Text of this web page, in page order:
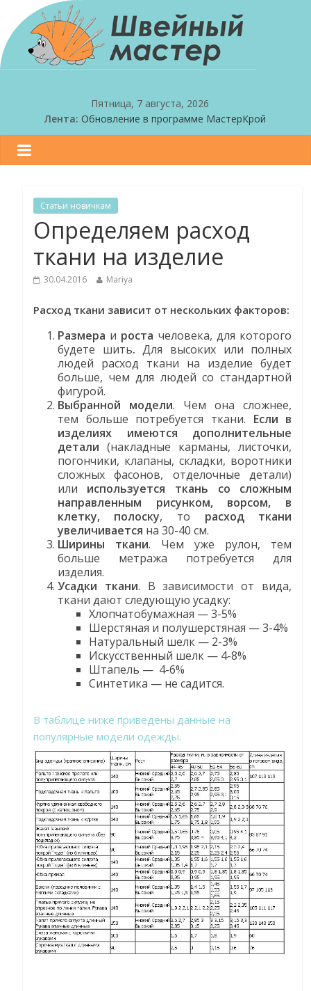
Пятница, 7 августа, 2026
Лента: Обновление в программе МастерКрой
Обновление в программе МастерКрой
Праздничная скидка!
Статьи новичкам
Определяем расход
ткани на изделие
30.04.2016 Mariya
Расход ткани зависит от нескольких факторов:
Размера и роста человека, для которого
будете шить.Для высоких или полных
людей расход ткани на изделие будет
больше, чем для людей со стандартной
фигурой.
Выбранной модели. Чем она сложнее,
тем больше потребуется ткани. Если в
изделиях имеются дополнительные
детали (накладные карманы, листочки,
погончики, клапаны, складки, воротники
сложных фасонов, отделочные детали)
или используется ткань со сложным
направленным рисунком, ворсом, в
клетку, полоску, то расход ткани
увеличивается на 30-40 см.
Ширины ткани. Чем уже рулон, тем
больше метража потребуется для
изделия.
Усадки ткани. В зависимости от вида,
ткани дают следующую усадку:
Хлопчатобумажная — 3-5%
Шерстяная и полушерстяная — 3-4%
Натуральный шелк — 2-3%
Искусственный шелк — 4-8%
Штапель — 4-6%
Синтетика — не садится.
В таблице ниже приведены данные на
популярные модели одежды.